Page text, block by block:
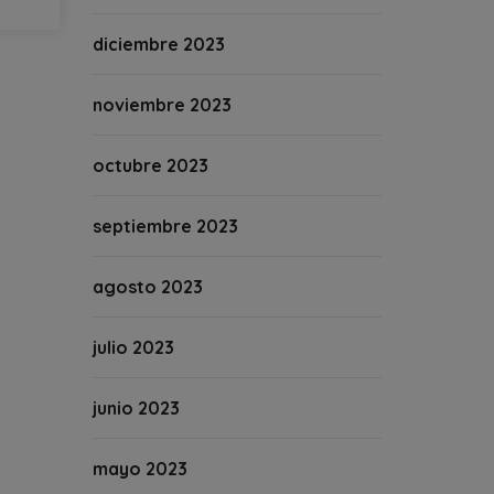
diciembre 2023
noviembre 2023
octubre 2023
septiembre 2023
agosto 2023
julio 2023
junio 2023
mayo 2023